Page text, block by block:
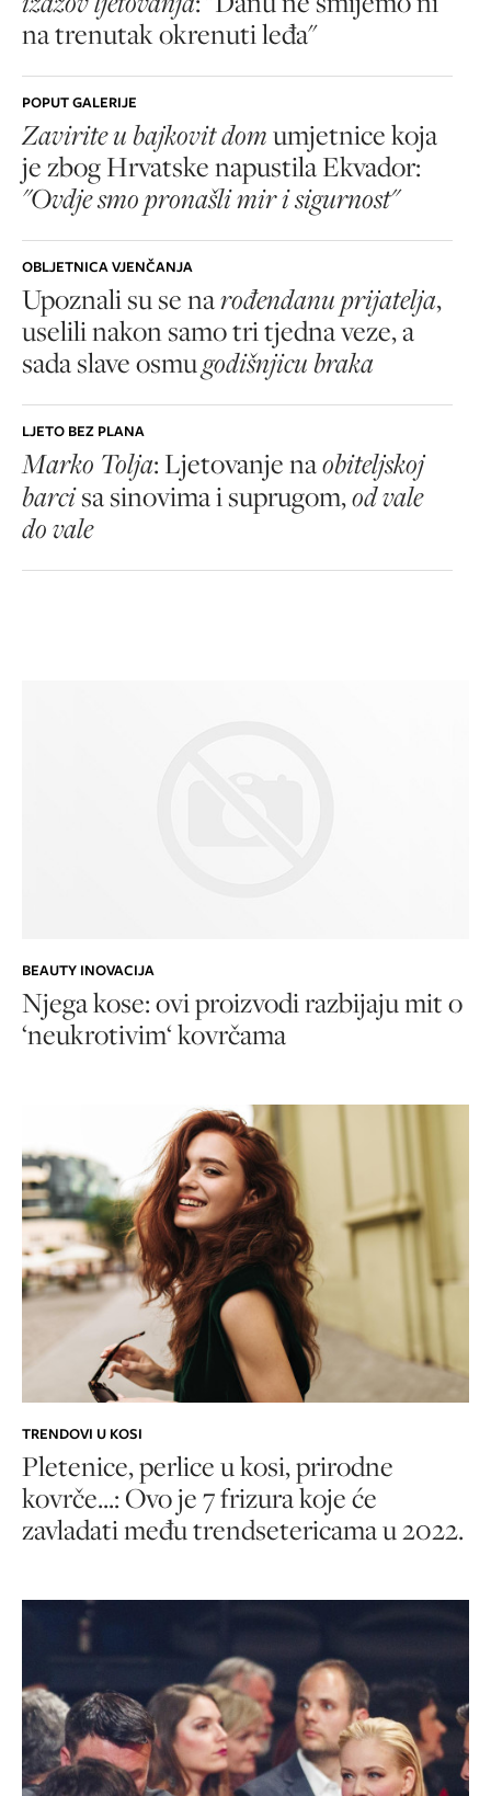
na trenutak okrenuti leđa"
POPUT GALERIJE
Zavirite u bajkovit domumjetnice koja
je zbog Hrvatske napustila Ekvador:
"Ovdje smo pronašli mir i sigurnost"
OBLJETNICA VJENČANJA
Upoznali su se narođendanu prijatelja,
uselili nakon samo tri tjedna veze, a
sada slave osmugodišnjicu braka
LJETO BEZ PLANA
Marko Tolja: Ljetovanje naobiteljskoj
barcisa sinovima i suprugom,od vale
do vale
BEAUTY INOVACIJA
Njega kose: ovi proizvodi razbijaju mit o
‘neukrotivim‘ kovrčama
TRENDOVI U KOSI
Pletenice, perlice u kosi, prirodne
kovrče...: Ovo je 7 frizura koje će
zavladati među trendsetericama u 2022.